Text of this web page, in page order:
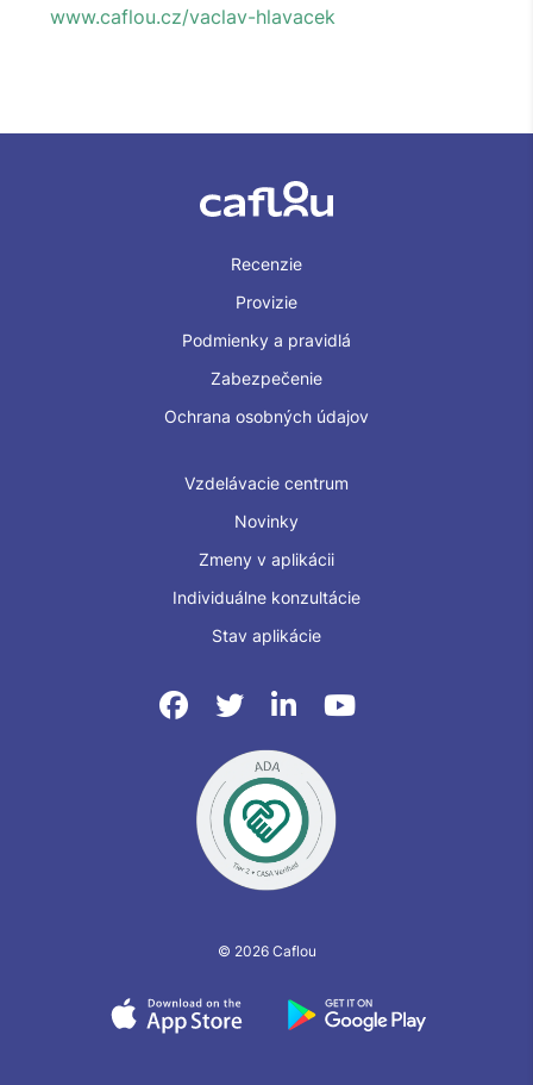
www.caflou.cz/vaclav-hlavacek
Recenzie
Provizie
Podmienky a pravidlá
Zabezpečenie
Ochrana osobných údajov
Vzdelávacie centrum
Novinky
Zmeny v aplikácii
Individuálne konzultácie
Stav aplikácie
© 2026 Caflou